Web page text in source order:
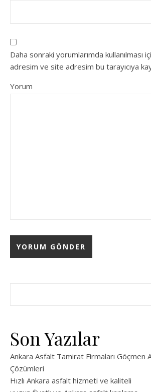
Daha sonraki yorumlarımda kullanılması
adresim ve site adresim bu tarayıcıya
Yorum
Son Yazılar
Ankara Asfalt Tamirat Firmaları Göçmen
Çözümleri
Hızlı Ankara asfalt hizmeti ve kaliteli